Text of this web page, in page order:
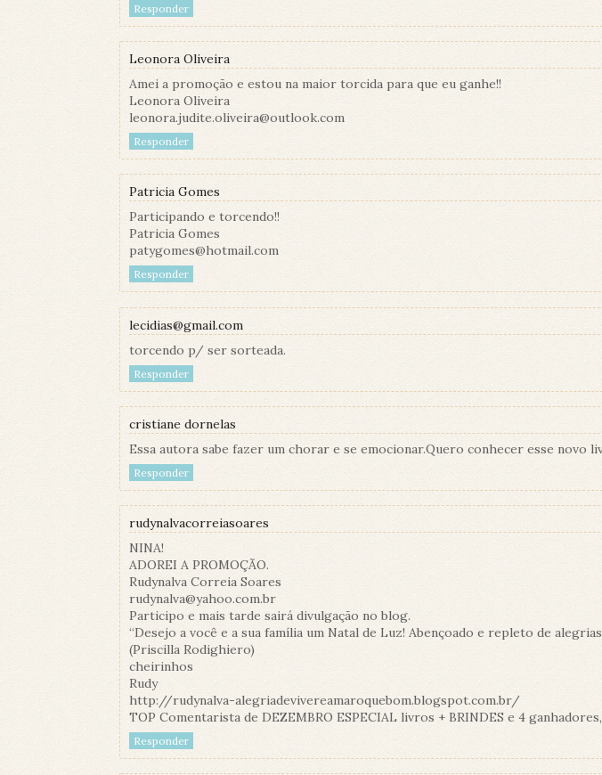
Responder
Leonora Oliveira
Amei a promoção e estou na maior torcida para que eu ganhe!!
Leonora Oliveira
leonora.judite.oliveira@outlook.com
Responder
Patricia Gomes
Participando e torcendo!!
Patricia Gomes
patygomes@hotmail.com
Responder
lecidias@gmail.com
torcendo p/ ser sorteada.
Responder
cristiane dornelas
Essa autora sabe fazer um chorar e se emocionar.Quero conhecer esse novo
Responder
rudynalvacorreiasoares
NINA!
ADOREI A PROMOÇÃO.
Rudynalva Correia Soares
rudynalva@yahoo.com.br
Participo e mais tarde sairá divulgação no blog.
“Desejo a você e a sua família um Natal de Luz! Abençoado e repleto de
(Priscilla Rodighiero)
cheirinhos
Rudy
http://rudynalva-alegriadevivereamaroquebom.blogspot.com.br/
TOP Comentarista de DEZEMBRO ESPECIAL livros + BRINDES e 4
Responder